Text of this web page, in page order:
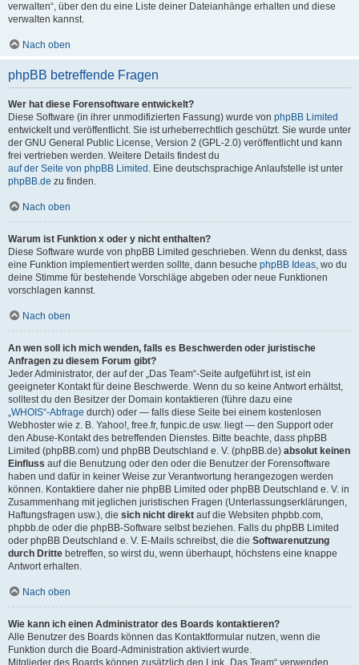
verwalten“, über den du eine Liste deiner Dateianhänge erhalten und diese
verwalten kannst.
Nach oben
phpBB betreffende Fragen
Wer hat diese Forensoftware entwickelt?
Diese Software (in ihrer unmodifizierten Fassung) wurde von phpBB Limited
entwickelt und veröffentlicht. Sie ist urheberrechtlich geschützt. Sie wurde unter
der GNU General Public License, Version 2 (GPL-2.0) veröffentlicht und kann
frei vertrieben werden. Weitere Details findest du
auf der Seite von phpBB Limited . Eine deutschsprachige Anlaufstelle ist unter
phpBB.de zu finden.
Nach oben
Warum ist Funktion x oder y nicht enthalten?
Diese Software wurde von phpBB Limited geschrieben. Wenn du denkst, dass
eine Funktion implementiert werden sollte, dann besuche phpBB Ideas, wo du
deine Stimme für bestehende Vorschläge abgeben oder neue Funktionen
vorschlagen kannst.
Nach oben
An wen soll ich mich wenden, falls es Beschwerden oder juristische
Anfragen zu diesem Forum gibt?
Jeder Administrator, der auf der „Das Team“-Seite aufgeführt ist, ist ein
geeigneter Kontakt für deine Beschwerde. Wenn du so keine Antwort erhältst,
solltest du den Besitzer der Domain kontaktieren (führe dazu eine
„WHOIS“-Abfrage durch) oder — falls diese Seite bei einem kostenlosen
Webhoster wie z. B. Yahoo!, free.fr, funpic.de usw. liegt — den Support oder
den Abuse-Kontakt des betreffenden Dienstes. Bitte beachte, dass phpBB
Limited (phpBB.com) und phpBB Deutschland e. V. (phpBB.de) absolut keinen
Einfluss auf die Benutzung oder den oder die Benutzer der Forensoftware
haben und dafür in keiner Weise zur Verantwortung herangezogen werden
können. Kontaktiere daher nie phpBB Limited oder phpBB Deutschland e. V. in
Zusammenhang mit jeglichen juristischen Fragen (Unterlassungserklärungen,
Haftungsfragen usw.), die sich nicht direkt auf die Websiten phpbb.com,
phpbb.de oder die phpBB-Software selbst beziehen. Falls du phpBB Limited
oder phpBB Deutschland e. V. E-Mails schreibst, die die Softwarenutzung
durch Dritte betreffen, so wirst du, wenn überhaupt, höchstens eine knappe
Antwort erhalten.
Nach oben
Wie kann ich einen Administrator des Boards kontaktieren?
Alle Benutzer des Boards können das Kontaktformular nutzen, wenn die
Funktion durch die Board-Administration aktiviert wurde.
Mitglieder des Boards können zusätzlich den Link „Das Team“ verwenden.